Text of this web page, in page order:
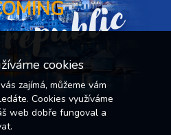
cookies
zajímá, můžeme vám
Cookies využíváme
web dobře fungoval a